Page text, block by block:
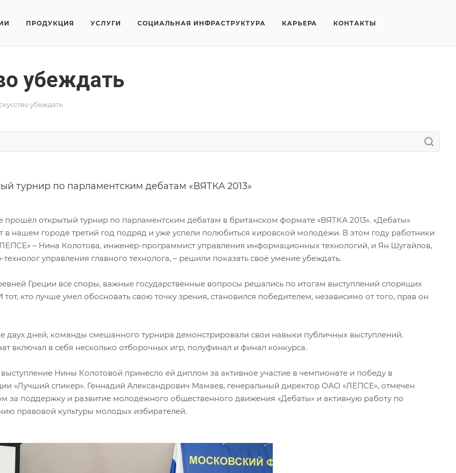
ПРОДУКЦИЯ УСЛУГИ СОЦИАЛЬНАЯ ИНФРАСТРУКТУРА КАРЬЕРА КОНТАКТЫ
убеждать
убеждать
турнир по парламентским дебатам «ВЯТКА 2013»
прошёл открытый турнир по парламентским дебатам в британском формате «ВЯТКА 2013». «Дебаты»
в нашем городе третий год подряд и уже успели полюбиться кировской молодёжи. В этом году работники
– Нина Колотова, инженер-программист управления информационных технологий, и Ян Шугайлов,
управления главного технолога, – решили показать своё умение убеждать.
Греции все споры, важные государственные вопросы решались по итогам выступлений спорящих
тот, кто лучше умел обосновать свою точку зрения, становился победителем, независимо от того, прав он
двух дней, команды смешанного турнира демонстрировали свои навыки публичных выступлений.
включал в себя несколько отборочных игр, полуфинал и финал конкурса.
Нины Колотовой принесло ей диплом за активное участие в чемпионате и победу в
«Лучший спикер». Геннадий Александрович Мамаев, генеральный директор ОАО «ЛЕПСЕ», отмечен
за поддержку и развитие молодёжного общественного движения «Дебаты» и активную работу по
правовой культуры молодых избирателей.